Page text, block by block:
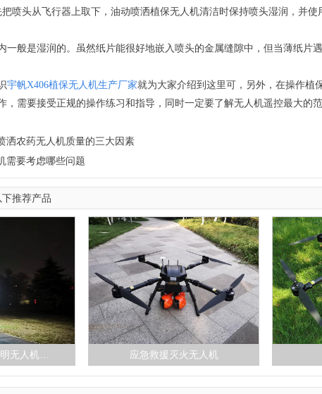
喷头从飞行器上取下，油动喷洒植保无人机清洁时保持喷头湿润，并
一般是湿润的。虽然纸片能很好地嵌入喷头的金属缝隙中，但当薄纸片
宇帆X406植保无人机生产厂家就为大家介绍到这里可，另外，在操作植
，需要接受正规的操作练习和指导，同时一定要了解无人机遥控最大的
洒农药无人机质量的三大因素
需要考虑哪些问题
推荐产品
无人机… 应急救援灭火无人机